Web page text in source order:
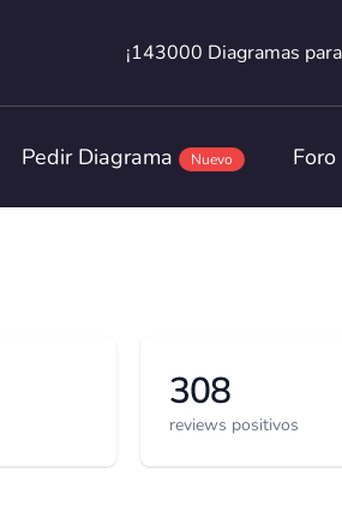
¡143000 Diagramas
¡143000 Diagramas
Pedir Diagrama Nuevo Foro
308
reviews positivos